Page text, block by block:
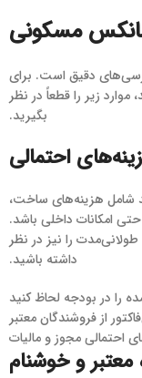
مسکونی
دقیق است. برای
زیر را قطعاً در نظر
بگیرید.
احتمالی
شامل هزینه‌های ساخت،
امکانات داخلی باشد.
را نیز در نظر
داشته باشید.
را در بودجه لحاظ کنید
از فروشندگان معتبر
احتمالی مجوز و مالیات
و خوشنام